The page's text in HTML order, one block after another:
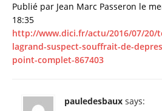
Publié par Jean Marc Passeron le
18:35
http://www.dici.fr/actu/2016/07/20/
lagrand-suspect-souffrait-de-
point-complet-867403
pauledesbaux says: